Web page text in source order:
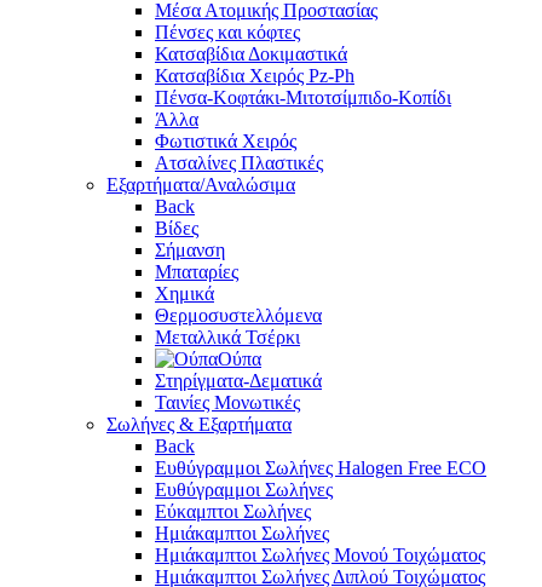
Μέσα Ατομικής Προστασίας
Πένσες και κόφτες
Κατσαβίδια Δοκιμαστικά
Κατσαβίδια Χειρός Pz-Ph
Πένσα-Κοφτάκι-Μιτοτσίμπιδο-Κοπίδι
Άλλα
Φωτιστικά Χειρός
Ατσαλίνες Πλαστικές
Εξαρτήματα/Αναλώσιμα
Back
Βίδες
Σήμανση
Μπαταρίες
Χημικά
Θερμοσυστελλόμενα
Μεταλλικά Τσέρκι
Ούπα
Στηρίγματα-Δεματικά
Ταινίες Μονωτικές
Σωλήνες & Εξαρτήματα
Back
Ευθύγραμμοι Σωλήνες Halogen Free ECO
Ευθύγραμμοι Σωλήνες
Εύκαμπτοι Σωλήνες
Ημιάκαμπτοι Σωλήνες
Ημιάκαμπτοι Σωλήνες Μονού Τοιχώματος
Ημιάκαμπτοι Σωλήνες Διπλού Τοιχώματος